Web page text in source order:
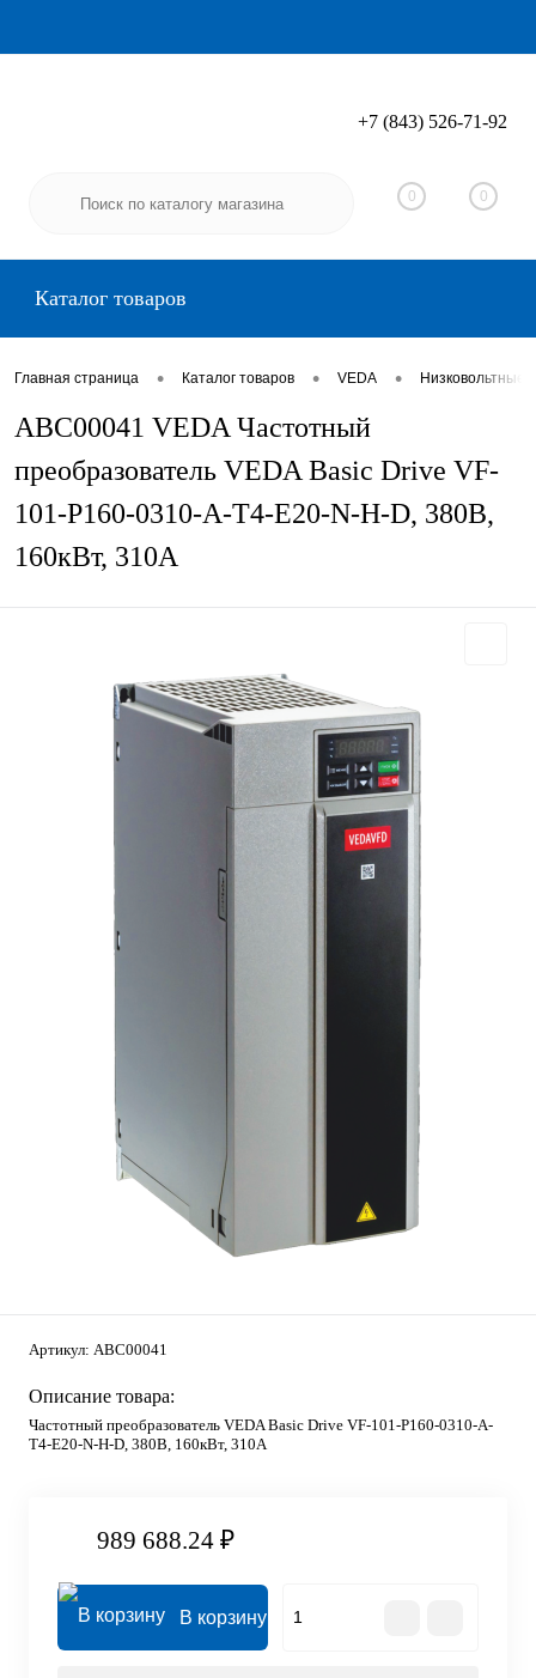
Вход Регистрация
+7 (843) 526-71-92
0 0
Каталог товаров
Главная страница • Каталог товаров • VEDA •
ABC00041 VEDA Частотный
преобразователь VEDA Basic Drive VF-
101-P160-0310-A-T4-E20-N-H-D, 380В,
160кВт, 310А
Артикул: ABC00041
Описание товара:
Частотный преобразователь VEDA Basic Drive VF-101-P160-0310-A-
T4-E20-N-H-D, 380В, 160кВт, 310А
989 688.24 ₽
В корзину